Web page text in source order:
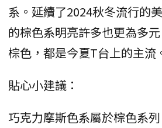
系。延續了2024秋冬流行的
的棕色系明亮許多也更為多
棕色，都是今夏T台上的主流
貼心小建議：
巧克力摩斯色系屬於棕色系